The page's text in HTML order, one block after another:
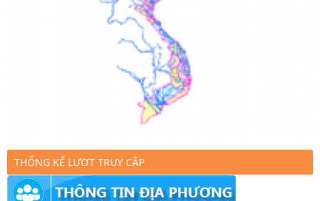
THỐNG KẾ LƯỢT TRUY CẬP